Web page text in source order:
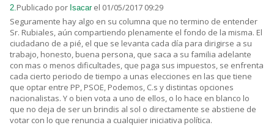
2.Publicado por Isacar el 01/05/2017 09:29
Seguramente hay algo en su columna que no termino de entender
Sr. Rubiales, aún compartiendo plenamente el fondo de la misma. El
ciudadano de a pié, el que se levanta cada día para dirigirse a su
trabajo, honesto, buena persona, que saca a su familia adelante
con mas o menos dificultades, que paga sus impuestos, se enfrenta
cada cierto periodo de tiempo a unas elecciones en las que tiene
que optar entre PP, PSOE, Podemos, C.s y distintas opciones
nacionalistas. Y o bien vota a uno de ellos, o lo hace en blanco lo
que no deja de ser un brindis al sol o directamente se abstiene de
votar con lo que renuncia a cualquier iniciativa política.